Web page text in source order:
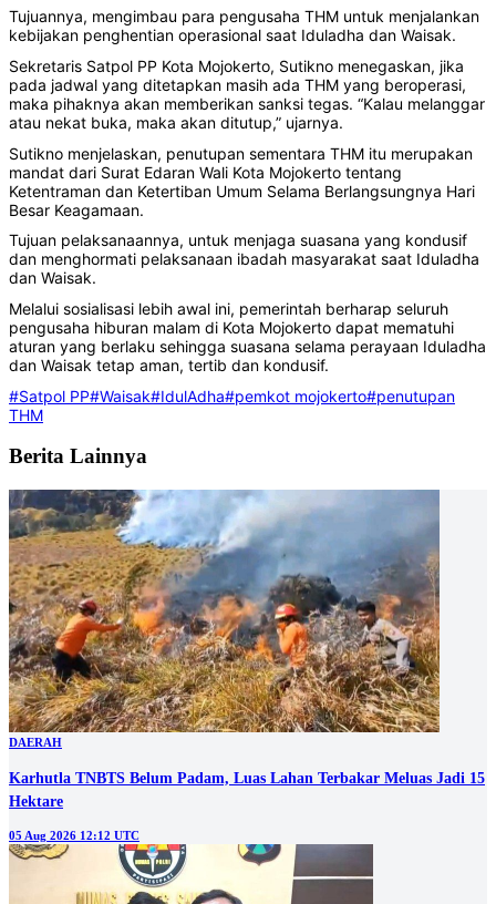
Tujuannya, mengimbau para pengusaha THM untuk menjalankan
kebijakan penghentian operasional saat Iduladha dan Waisak.
Sekretaris Satpol PP Kota Mojokerto, Sutikno menegaskan, jika
pada jadwal yang ditetapkan masih ada THM yang beroperasi,
maka pihaknya akan memberikan sanksi tegas. “Kalau melanggar
atau nekat buka, maka akan ditutup,” ujarnya.
Sutikno menjelaskan, penutupan sementara THM itu merupakan
mandat dari Surat Edaran Wali Kota Mojokerto tentang
Ketentraman dan Ketertiban Umum Selama Berlangsungnya Hari
Besar Keagamaan.
Tujuan pelaksanaannya, untuk menjaga suasana yang kondusif
dan menghormati pelaksanaan ibadah masyarakat saat Iduladha
dan Waisak.
Melalui sosialisasi lebih awal ini, pemerintah berharap seluruh
pengusaha hiburan malam di Kota Mojokerto dapat mematuhi
aturan yang berlaku sehingga suasana selama perayaan Iduladha
dan Waisak tetap aman, tertib dan kondusif.
#Satpol PP#Waisak#IdulAdha#pemkot mojokerto#penutupan
THM
Berita Lainnya
DAERAH
Karhutla TNBTS Belum Padam, Luas Lahan Terbakar Meluas Jadi 15
Hektare
05 Aug 2026 12:12 UTC